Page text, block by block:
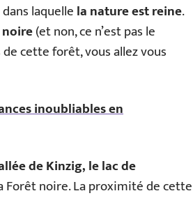
laquellela nature est reine.
(et non, ce n’est pas le
cette forêt, vous allez vous
inoubliables en
de Kinzig, le lac de
Forêt noire. La proximité de cette